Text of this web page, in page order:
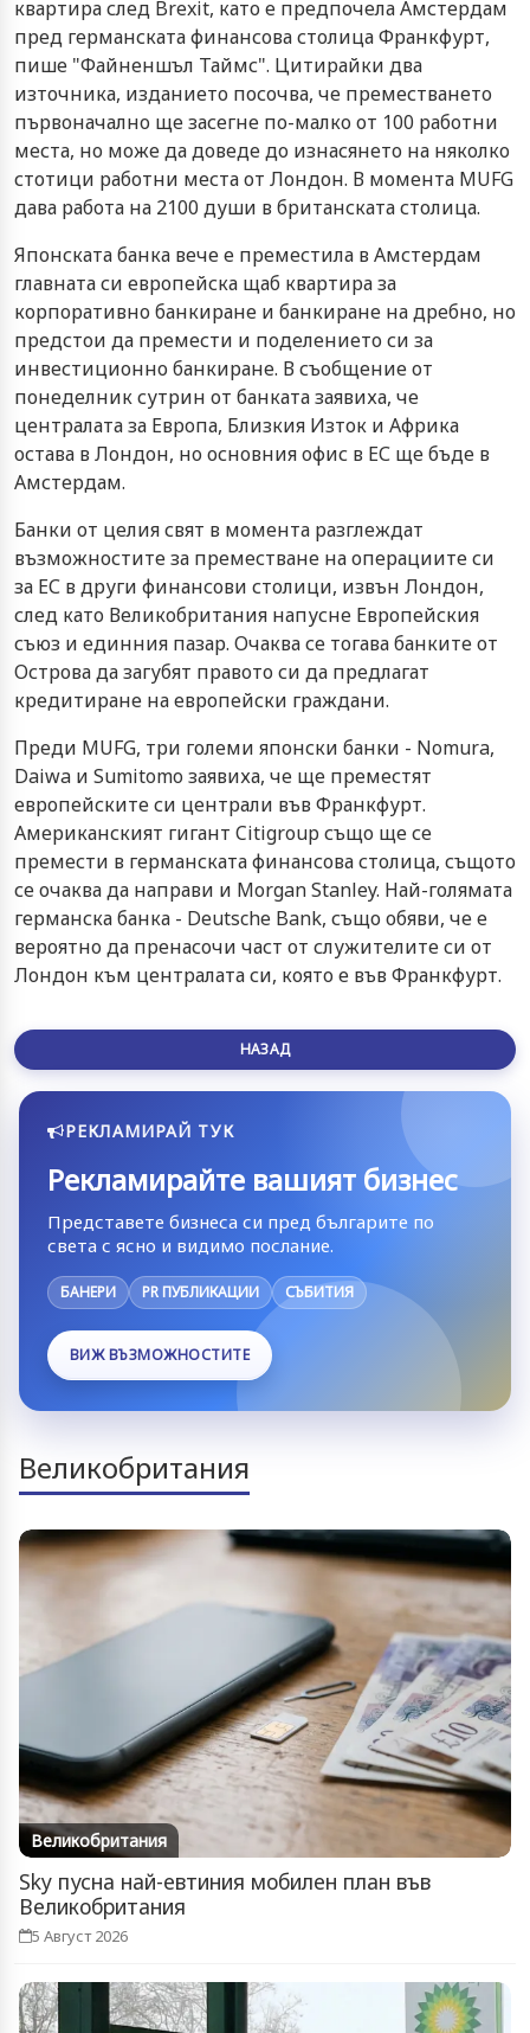
квартира след Brexit, като е предпочела Амстердам
пред германската финансова столица Франкфурт,
пише "Файненшъл Таймс". Цитирайки два
източника, изданието посочва, че преместването
първоначално ще засегне по-малко от 100 работни
места, но може да доведе до изнасянето на няколко
стотици работни места от Лондон. В момента MUFG
дава работа на 2100 души в британската столица.
Японската банка вече е преместила в Амстердам
главната си европейска щаб квартира за
корпоративно банкиране и банкиране на дребно, но
предстои да премести и поделението си за
инвестиционно банкиране. В съобщение от
понеделник сутрин от банката заявиха, че
централата за Европа, Близкия Изток и Африка
остава в Лондон, но основния офис в ЕС ще бъде в
Амстердам.
Банки от целия свят в момента разглеждат
възможностите за преместване на операциите си
за ЕС в други финансови столици, извън Лондон,
след като Великобритания напусне Европейския
съюз и единния пазар. Очаква се тогава банките от
Острова да загубят правото си да предлагат
кредитиране на европейски граждани.
Преди MUFG, три големи японски банки - Nomura,
Daiwa и Sumitomo заявиха, че ще преместят
европейските си централи във Франкфурт.
Американският гигант Citigroup също ще се
премести в германската финансова столица, същото
се очаква да направи и Morgan Stanley. Най-голямата
германска банка - Deutsche Bank, също обяви, че е
вероятно да пренасочи част от служителите си от
Лондон към централата си, която е във Франкфурт.
НАЗАД
РЕКЛАМИРАЙ ТУК
Рекламирайте вашият бизнес
Представете бизнеса си пред българите по
света с ясно и видимо послание.
БАНЕРИ PR ПУБЛИКАЦИИ СЪБИТИЯ
ВИЖ ВЪЗМОЖНОСТИТЕ
Великобритания
Великобритания
Sky пусна най-евтиния мобилен план във
Великобритания
5 Август 2026